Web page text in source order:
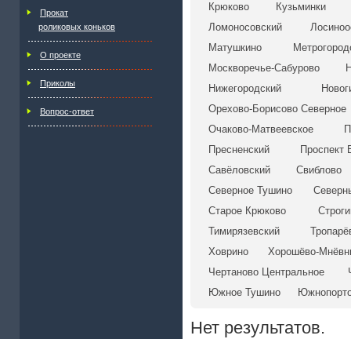
Прокат
роликовых коньков
О проекте
Приколы
Вопрос-ответ
Крюково
Кузьминки
Ломоносовский
Матушкино
Москворечье-Сабурово
Нижегородский
Орехово-Борисово Северное
Очаково-Матвеевское
Пресненский
Проспект
Савёловский
Свиблово
Северное Тушино
Старое Крюково
Тимирязевский
Ховрино
Хорошёво-
Чертаново Центральное
Южное Тушино
Нет результатов.